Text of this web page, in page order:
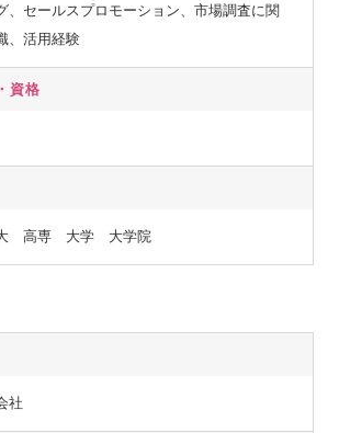
、セールスプロモーション、市場調査に関
、活用経験
資格
高専 大学 大学院
社